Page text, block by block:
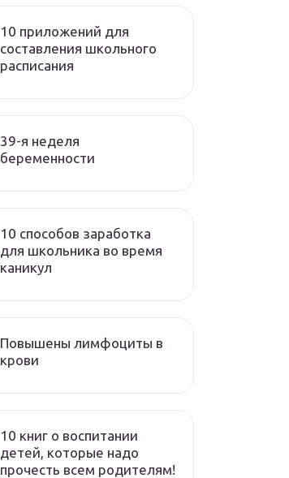
10 приложений для
составления школьного
расписания
39-я неделя
беременности
10 способов заработка
для школьника во время
каникул
Повышены лимфоциты в
крови
10 книг о воспитании
детей, которые надо
прочесть всем родителям!